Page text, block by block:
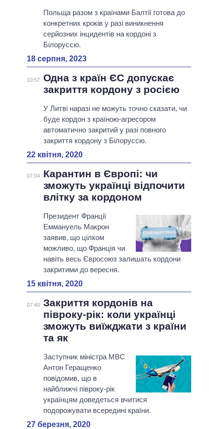
Польща разом з країнами Балтії готова до
конкретних кроків у разі виникнення
серйозних інцидентів на кордоні з
Білоруссю.
18 серпня, 2023
10:57 Одна з країн ЄС допускає
закриття кордону з росією
У Литві наразі не можуть точно сказати, чи
буде кордон з країною-агресором
автоматично закритий у разі повного
закриття кордону з Білоруссю.
22 квітня, 2020
07:04
Карантин в Європі: чи
зможуть українці відпочити
влітку за кордоном
Президент Франції
Еммануель Макрон
заявив, що цілком
можливо, що Франція чи
навіть весь Євросоюз залишать кордони
закритими до вересня.
15 квітня, 2020
07:40 Закриття кордонів на
півроку-рік: коли українці
зможуть виїжджати з країни
та як
Заступник міністра МВС
Антон Геращенко
повідомив, що в
найближчі півроку-рік
українцям доведеться вчитися
подорожувати всередині країни.
27 березня, 2020